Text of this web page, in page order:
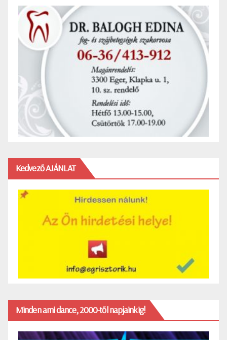
Kedvező AJÁNLAT
Minden ami dance, 2000-től napjainkig!